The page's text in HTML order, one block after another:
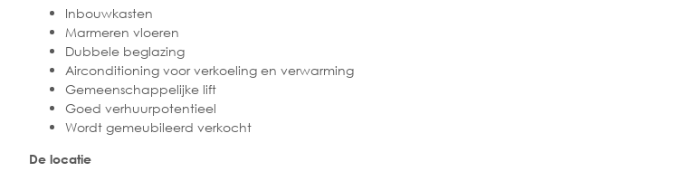
Inbouwkasten
Marmeren vloeren
Dubbele beglazing
Airconditioning voor verkoeling en verwarming
Gemeenschappelijke lift
Goed verhuurpotentieel
Wordt gemeubileerd verkocht
De locatie